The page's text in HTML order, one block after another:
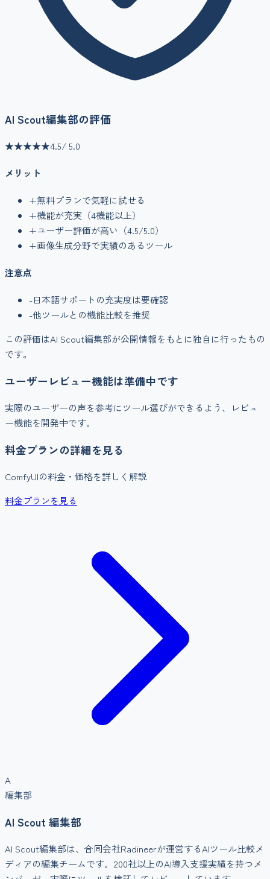
AI Scout編集部の評価
★★★★★4.5/ 5.0
メリット
+無料プランで気軽に試せる
+機能が充実（4機能以上）
+ユーザー評価が高い（4.5/5.0）
+画像生成分野で実績のあるツール
注意点
-日本語サポートの充実度は要確認
-他ツールとの機能比較を推奨
この評価はAI Scout編集部が公開情報をもとに独自に行ったもの
です。
ユーザーレビュー機能は準備中です
実際のユーザーの声を参考にツール選びができるよう、レビュ
ー機能を開発中です。
料金プランの詳細を見る
ComfyUIの料金・価格を詳しく解説
料金プランを見る
A
編集部
AI Scout 編集部
AI Scout編集部は、合同会社Radineerが運営するAIツール比較メ
ディアの編集チームです。200社以上のAI導入支援実績を持つメ